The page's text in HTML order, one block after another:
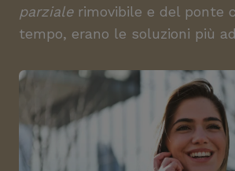
parzialerimovibile e del ponte
tempo, erano le soluzioni più